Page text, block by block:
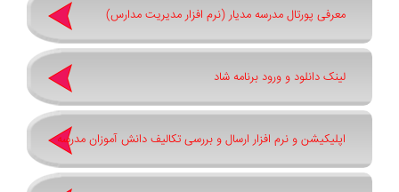
معرفی پورتال مدرسه مدیار (نرم افزار مدیریت مدارس)
لینک دانلود و ورود برنامه شاد
اپلیکیشن و نرم افزار ارسال و بررسی تکالیف دانش آموزان مدرسه